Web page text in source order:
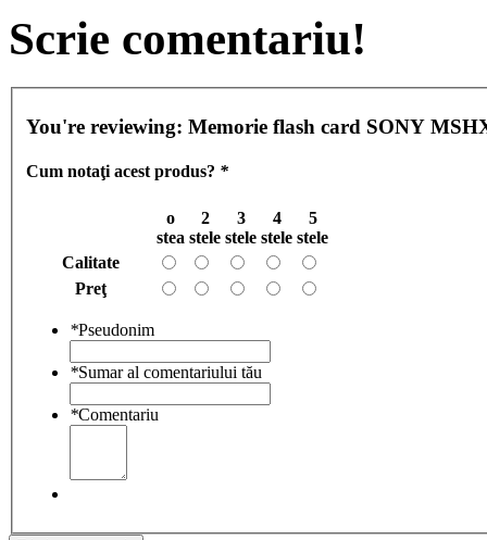
Scrie comentariu!
You're reviewing: Memorie flash card SONY
Cum notaţi acest produs? *
o
stea
2
stele
3
stele
4
stele
5
stele
Calitate
Preţ
*Pseudonim
*Sumar al comentariului tău
*Comentariu